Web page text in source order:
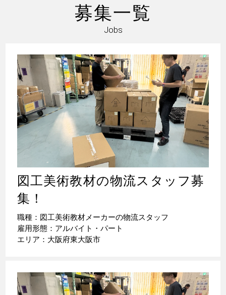
募集一覧
Jobs
図工美術教材の物流スタッフ募
集！
職種：図工美術教材メーカーの物流スタッフ
雇用形態：アルバイト・パート
エリア：大阪府東大阪市